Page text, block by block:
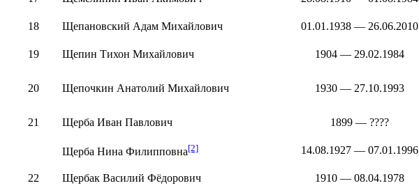
18 Щепановский Адам Михайлович 01.01.1938 — 26.06.2010
19 Щепин Тихон Михайлович 1904 — 29.02.1984
20 Щепочкин Анатолий Михайлович 1930 — 27.10.1993
21 Щерба Иван Павлович 1899 — ????
Щерба Нина Филипповна[2] 14.08.1927 — 07.01.1996
22 Щербак Василий Фёдорович 1910 — 08.04.1978